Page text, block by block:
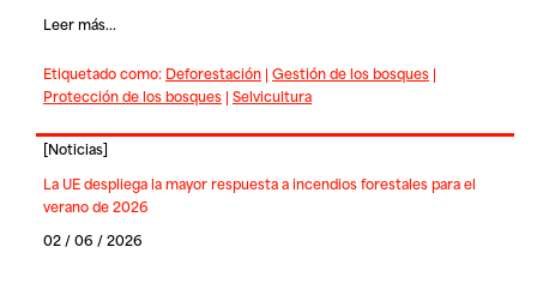
Leer más...
Etiquetado como: Deforestación| Gestión de los bosques|
Protección de los bosques| Selvicultura
[Noticias]
La UE despliega la mayor respuesta a incendios forestales para el
verano de 2026
02 / 06 / 2026